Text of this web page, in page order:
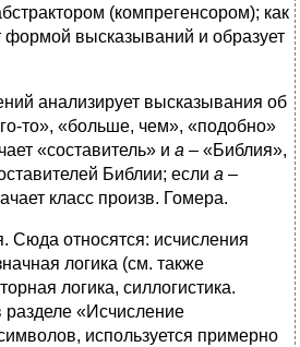
(компрегенсором); как
формой высказываний и образует
анализирует высказывания об
то», «больше, чем», «подобно»
«составитель» и а – «Библия»,
Библии; если а –
класс произв. Гомера.
Сюда относятся: исчисления
логика (см. также
логика, силлогистика.
«Исчисление
используется примерно